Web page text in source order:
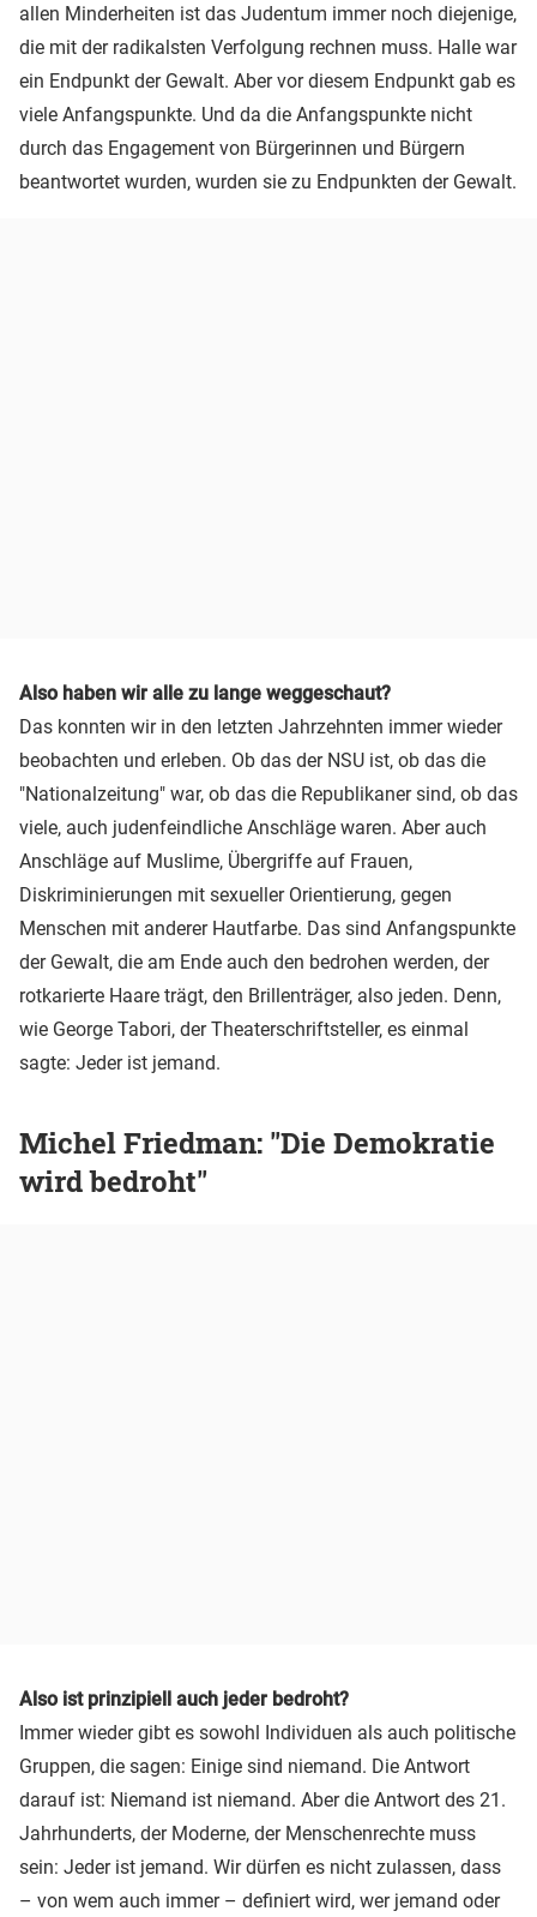
allen Minderheiten ist das Judentum immer noch diejenige,
die mit der radikalsten Verfolgung rechnen muss. Halle war
ein Endpunkt der Gewalt. Aber vor diesem Endpunkt gab es
viele Anfangspunkte. Und da die Anfangspunkte nicht
durch das Engagement von Bürgerinnen und Bürgern
beantwortet wurden, wurden sie zu Endpunkten der Gewalt.
Also haben wir alle zu lange weggeschaut?
Das konnten wir in den letzten Jahrzehnten immer wieder
beobachten und erleben. Ob das der NSU ist, ob das die
"Nationalzeitung" war, ob das die Republikaner sind, ob das
viele, auch judenfeindliche Anschläge waren. Aber auch
Anschläge auf Muslime, Übergriffe auf Frauen,
Diskriminierungen mit sexueller Orientierung, gegen
Menschen mit anderer Hautfarbe. Das sind Anfangspunkte
der Gewalt, die am Ende auch den bedrohen werden, der
rotkarierte Haare trägt, den Brillenträger, also jeden. Denn,
wie George Tabori, der Theaterschriftsteller, es einmal
sagte: Jeder ist jemand.
Michel Friedman: "Die Demokratie
wird bedroht"
Also ist prinzipiell auch jeder bedroht?
Immer wieder gibt es sowohl Individuen als auch politische
Gruppen, die sagen: Einige sind niemand. Die Antwort
darauf ist: Niemand ist niemand. Aber die Antwort des 21.
Jahrhunderts, der Moderne, der Menschenrechte muss
sein: Jeder ist jemand. Wir dürfen es nicht zulassen, dass
– von wem auch immer – definiert wird, wer jemand oder